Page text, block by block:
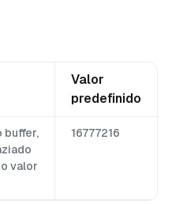
Valor
predefinido
buffer,
valor
16777216